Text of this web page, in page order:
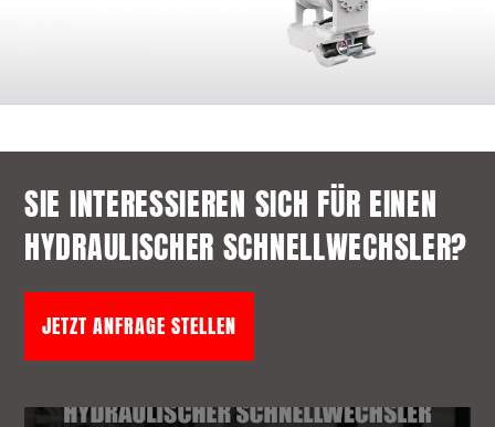
SIE INTERESSIEREN SICH FÜR EINEN
HYDRAULISCHER SCHNELLWECHSLER?
JETZT ANFRAGE STELLEN